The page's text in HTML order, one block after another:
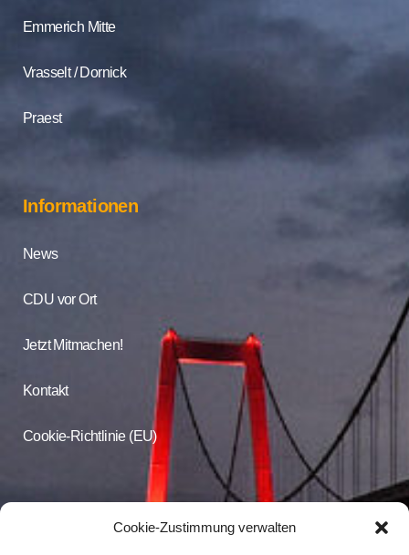
Cookie-Zustimmung verwalten
Emmerich Mitte
Vrasselt / Dornick
Praest
Informationen
News
CDU vor Ort
Jetzt Mitmachen!
Kontakt
Cookie-Richtlinie (EU)
CDU Online